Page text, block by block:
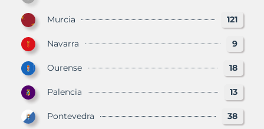
Murcia 121
Navarra 9
Ourense 18
Palencia 13
Pontevedra 38